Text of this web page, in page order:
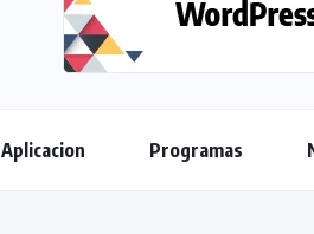
Aplicacion Programas